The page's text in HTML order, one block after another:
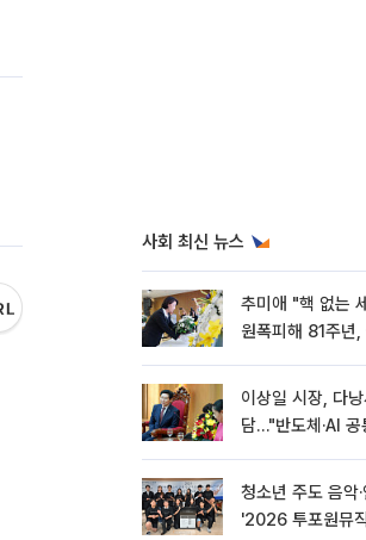
사회 최신 뉴스
추미애 "핵 없는
원폭피해 81주년
이상일 시장, 다
담…"반도체·AI
청소년 주도 음악
'2026 투포원뮤